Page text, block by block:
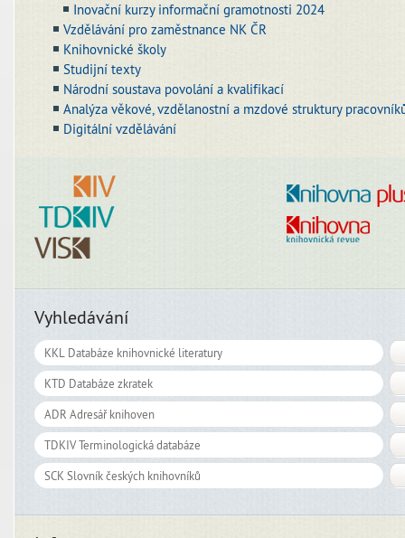
Inovační kurzy informační gramotnosti 2024
Vzdělávání pro zaměstnance NK ČR
Knihovnické školy
Studijní texty
Národní soustava povolání a kvalifikací
Analýza věkové, vzdělanostní a mzdové struktury
Digitální vzdělávání
Vyhledávání